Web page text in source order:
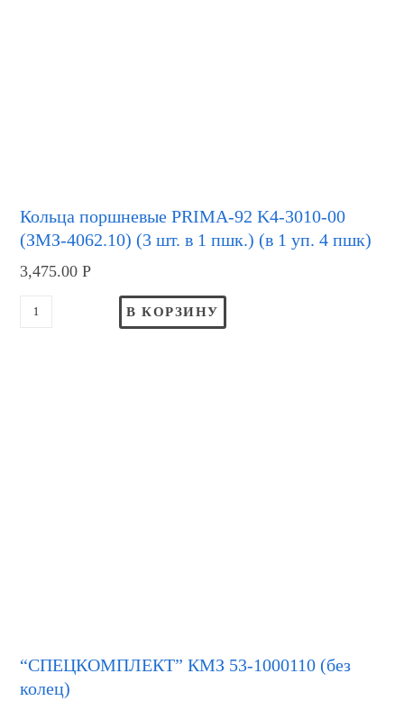
Кольца поршневые PRIMA-92 K4-3010-00
(ЗМЗ-4062.10) (3 шт. в 1 пшк.) (в 1 уп. 4 пшк)
3,475.00Р
В КОРЗИНУ
“СПЕЦКОМПЛЕКТ” КМЗ 53-1000110 (без
колец)